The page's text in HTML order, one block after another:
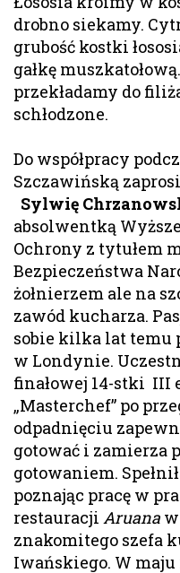
drobno siekamy.
grubość kostki
gałkę
przekładamy do
schłodzone.
Do współpracy
Szczawińską
Sylwię
absolwentką
Ochrony z tytułem
Bezpieczeństwa
żołnierzem ale na
zawód kucharza.
sobie kilka lat temu
w Londynie.
finałowej 14-stki III
„Masterchef” po
odpadnięciu
gotować i zamierza
gotowaniem.
poznając pracę w
restauracji Aruana
znakomitego szefa
Iwańskiego. W maju